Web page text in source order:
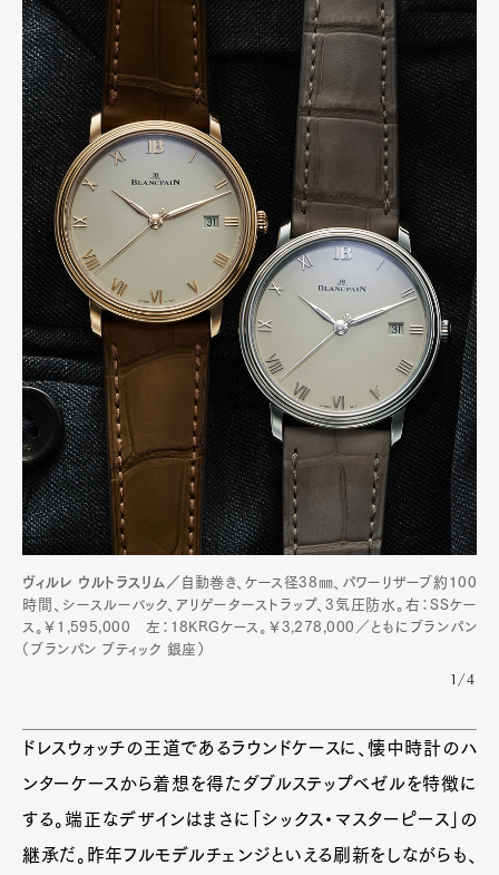
Art&Design WatchFashion
Gourmet
Cars
ProductCultureLifestyle
Pen Membership
Magazine
Official Columnist
About
Contact
Pen Meet
Pen international Pen tw
ヴィルレ ウルトラスリム／ 自動巻き、ケース径38㎜、パワーリザーブ約100
時間、シースルーバック、アリゲーターストラップ、3気圧防水。右：SSケー
ス。￥1,595,000 左：18KRGケース。￥3,278,000／ともにブランパン
（ブランパン ブティック 銀座）
1/4
ドレスウォッチの王道であるラウンドケースに、懐中時計のハ
ンターケースから着想を得たダブルステップベゼルを特徴に
する。端正なデザインはまさに「シックス・マスターピース」の
継承だ。昨年フルモデルチェンジといえる刷新をしながらも、